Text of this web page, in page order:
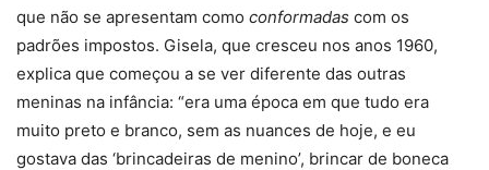
que não se apresentam como conformadas com os
padrões impostos. Gisela, que cresceu nos anos 1960,
explica que começou a se ver diferente das outras
meninas na infância: “era uma época em que tudo era
muito preto e branco, sem as nuances de hoje, e eu
gostava das ‘brincadeiras de menino’, brincar de boneca